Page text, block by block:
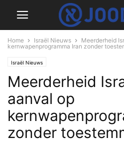
Home Israël Nieuws
Meerderheid
kernwapenprogramma Iran zonder
Israël Nieuws
Meerderheid
aanval op
zonder